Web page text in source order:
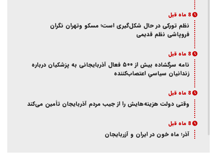
8 ماه قبل
نظم تورکی در حال شکل‌گیری است؛ مسکو وتهران نگران
فروپاشی نظم قدیمی
8 ماه قبل
نامه سرگشاده بیش از ۵۰۰ فعال آذربایجانی به پزشکیان درباره
زندانیان سیاسیِ اعتصاب‌کننده
8 ماه قبل
وقتی دولت هزینه‌هایش را از جیب مردم آذربایجان تأمین می‌کند
8 ماه قبل
آذر؛ ماه خون در ایران و آزربایجان